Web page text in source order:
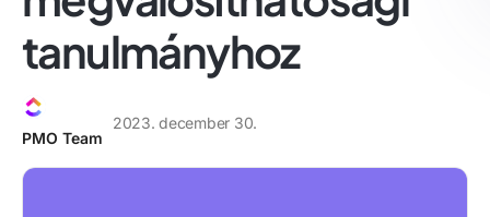
tanulmányhoz
PMO Team
2023. december 30.